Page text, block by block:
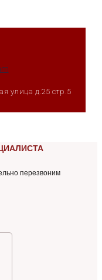
улица д.25 стр.5
перезвоним